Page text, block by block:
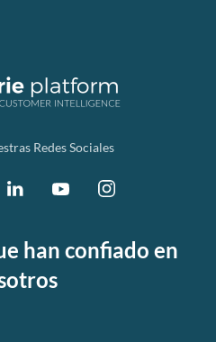
Redes Sociales
han confiado en